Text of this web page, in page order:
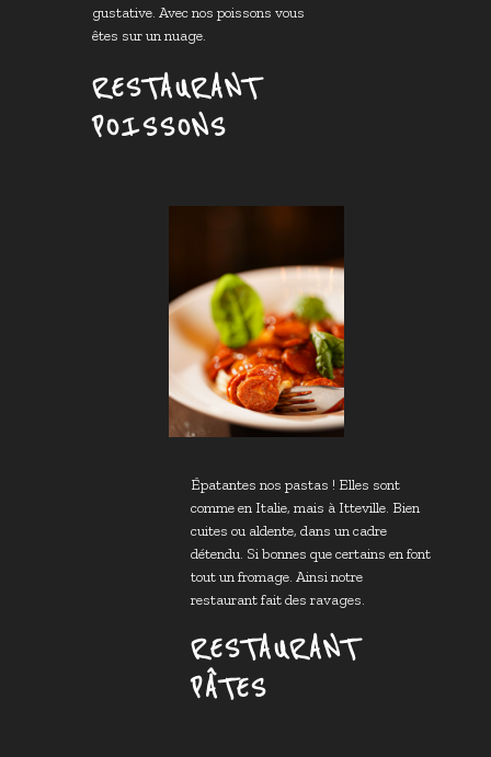
gustative. Avec nos poissons vous
êtes sur un nuage.
RESTAURANT
POISSONS
Épatantes nos pastas ! Elles sont
comme en Italie, mais à Itteville. Bien
cuites ou aldente, dans un cadre
détendu. Si bonnes que certains en font
tout un fromage. Ainsi notre
restaurant fait des ravages.
RESTAURANT
PÂTES